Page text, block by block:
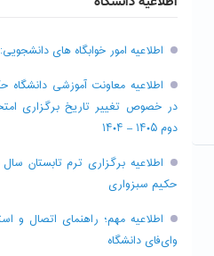
اطلاعیه امور خوابگاه های
اطلاعیه معاونت آموزشی دانشگاه
در خصوص تغییر تاریخ برگزاری
دوم ۱۴۰۵ – ۱۴۰۴
حکیم سبزواری
اطلاعیه مهم؛ راهنمای اتصال و
وای‌فای دانشگاه